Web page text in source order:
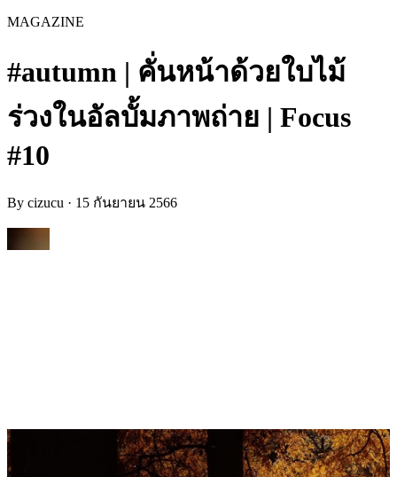
MAGAZINE
#autumn | คั่นหน้าด้วยใบไม้
ร่วงในอัลบั้มภาพถ่าย | Focus
#10
By cizucu · 15 กันยายน 2566